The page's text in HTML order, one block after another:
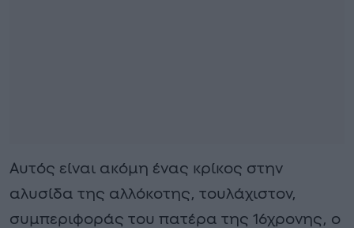
Αυτός είναι ακόμη ένας κρίκος στην
αλυσίδα της αλλόκοτης, τουλάχιστον,
συμπεριφοράς του πατέρα της 16χρονης, ο